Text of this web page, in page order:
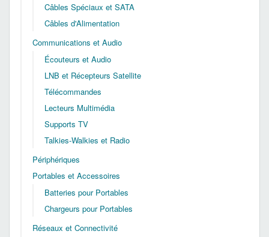
Câbles Spéciaux et SATA
Câbles d'Alimentation
Communications et Audio
Écouteurs et Audio
LNB et Récepteurs Satellite
Télécommandes
Lecteurs Multimédia
Supports TV
Talkies-Walkies et Radio
Périphériques
Portables et Accessoires
Batteries pour Portables
Chargeurs pour Portables
Réseaux et Connectivité